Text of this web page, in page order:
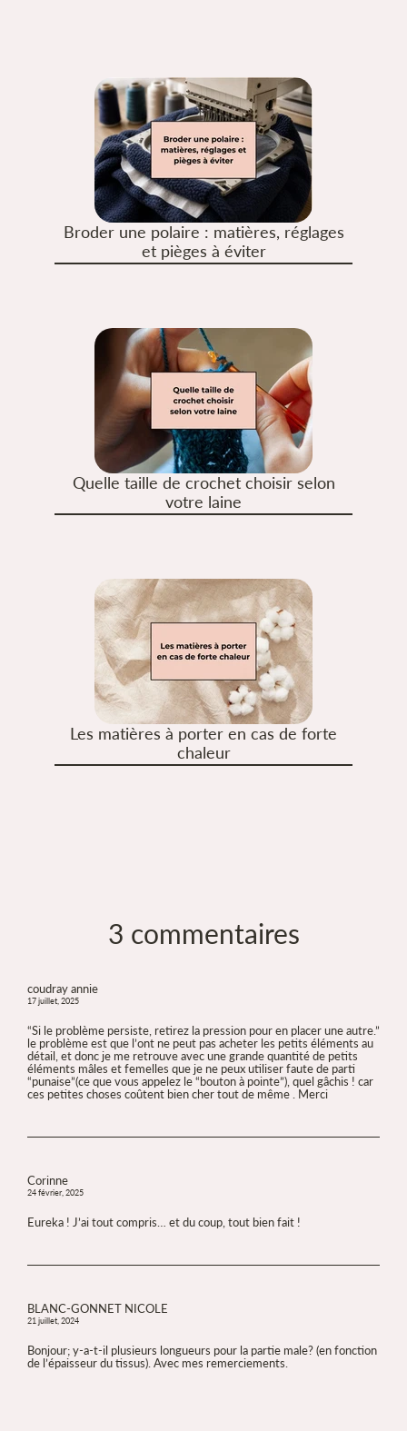
Broder une polaire : matières, réglages
et pièges à éviter
Quelle taille de crochet choisir selon
votre laine
Les matières à porter en cas de forte
chaleur
3 commentaires
coudray annie
17 juillet, 2025
“Si le problème persiste, retirez la pression pour en placer une autre.”
le problème est que l’ont ne peut pas acheter les petits éléments au
détail, et donc je me retrouve avec une grande quantité de petits
éléments mâles et femelles que je ne peux utiliser faute de parti
“punaise”(ce que vous appelez le “bouton à pointe”), quel gâchis ! car
ces petites choses coûtent bien cher tout de même . Merci
Corinne
24 février, 2025
Eureka ! J’ai tout compris… et du coup, tout bien fait !
BLANC-GONNET NICOLE
21 juillet, 2024
Bonjour; y-a-t-il plusieurs longueurs pour la partie male? (en fonction
de l’épaisseur du tissus). Avec mes remerciements.